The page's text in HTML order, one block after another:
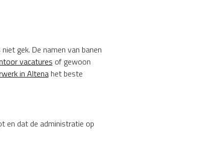
gek. De namen van banen
vacatures of gewoon
in Altenahet beste
en dat de administratie op